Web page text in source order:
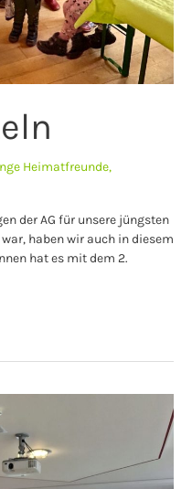
Heimatfreunde,
der AG für unsere jüngsten
haben wir auch in diesem
hat es mit dem 2.